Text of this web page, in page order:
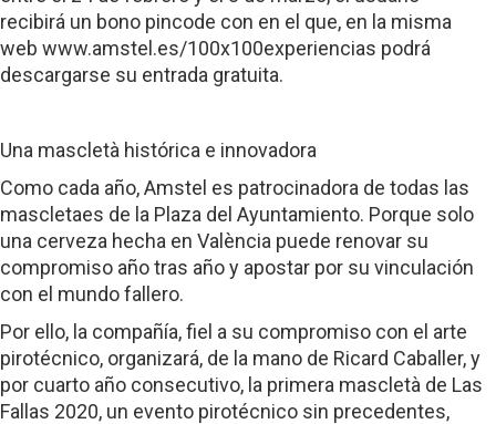
recibirá un bono pincode con en el que, en la misma
web www.amstel.es/100x100experiencias podrá
descargarse su entrada gratuita.
Una mascletà histórica e innovadora
Como cada año, Amstel es patrocinadora de todas las
mascletaes de la Plaza del Ayuntamiento. Porque solo
una cerveza hecha en València puede renovar su
compromiso año tras año y apostar por su vinculación
con el mundo fallero.
Por ello, la compañía, fiel a su compromiso con el arte
pirotécnico, organizará, de la mano de Ricard Caballer, y
por cuarto año consecutivo, la primera mascletà de Las
Fallas 2020, un evento pirotécnico sin precedentes,